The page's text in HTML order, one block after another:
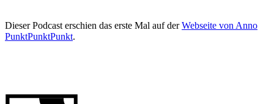
Dieser Podcast erschien das erste Mal auf derWebseite von Anno
PunktPunktPunkt.